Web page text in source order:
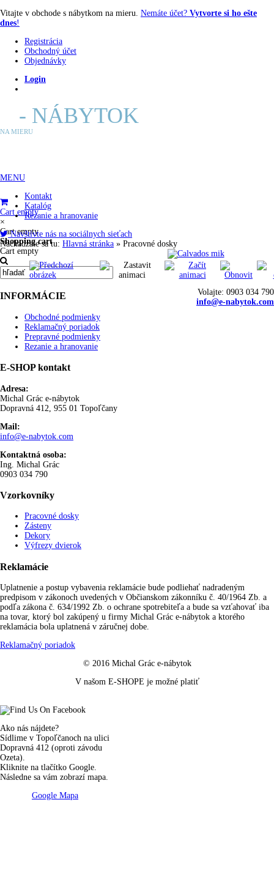
Vitajte v obchode s nábytkom na mieru. Nemáte účet? Vytvorte si ho ešte
dnes!
Registrácia
Obchodný účet
Objednávky
Login
- NÁBYTOK
NA MIERU
Cart empty
×
Cart empty
Shopping cart
Cart empty
Volajte: 0903 034 790
info@e-nabytok.com
MENU
Kontakt
Katalóg
Rezanie a hranovanie
Navštívte nás na sociálnych sieťach
Nachádzate sa tu: Hlavná stránka » Pracovné dosky
INFORMÁCIE
Obchodné podmienky
Reklamačný poriadok
Prepravné podmienky
Rezanie a hranovanie
E-SHOP kontakt
Adresa:
Michal Grác e-nábytok
Dopravná 412, 955 01 Topoľčany
Mail:
info@e-nabytok.com
Kontaktná osoba:
Ing. Michal Grác
0903 034 790
Vzorkovníky
Pracovné dosky
Zásteny
Dekory
Výfrezy dvierok
Reklamácie
Uplatnenie a postup vybavenia reklamácie bude podliehať nadradeným
predpisom v zákonoch uvedených v Občianskom zákonníku č. 40/1964 Zb. a
podľa zákona č. 634/1992 Zb. o ochrane spotrebiteľa a bude sa vzťahovať iba
na tovar, ktorý bol zakúpený u firmy Michal Grác e-nábytok a ktorého
reklamácia bola uplatnená v záručnej dobe.
Reklamačný poriadok
© 2016 Michal Grác e-nábytok
V našom E-SHOPE je možné platiť
Ako nás nájdete?
Sídlime v Topoľčanoch na ulici
Dopravná 412 (oproti závodu
Ozeta).
Kliknite na tlačítko Google.
Následne sa vám zobrazí mapa.
Google Mapa